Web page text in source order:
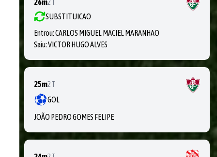
26m2T
SUBSTITUICAO
Entrou:CARLOS MIGUEL MACIEL MARANHAO
Saiu:VICTOR HUGO ALVES
25m2T
GOL
JOÃO PEDRO GOMES FELIPE